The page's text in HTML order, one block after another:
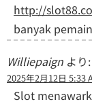
http://
banyak pemain
Williepaign より:
2025年2月12日 5:33
Slot